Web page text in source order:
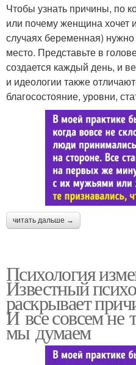
Чтобы узнать причины, по
или почему женщина хочет
случаях беременная)
место. Представьте в
создается каждый день, и
и идеологии также
благосостояние, уровни,
читать дальше →
Психология
Известный
раскрывает
И все совсем не
мы думаем